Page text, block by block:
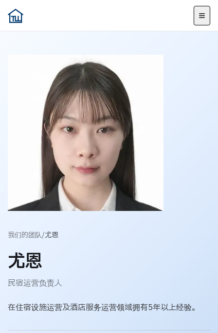
我们的团队/尤恩
尤恩
民宿运营负责人
在住宿设施运营及酒店服务运营领域拥有5年以上经验。